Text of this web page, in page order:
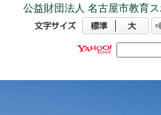
公益財団法人 名古屋市教育